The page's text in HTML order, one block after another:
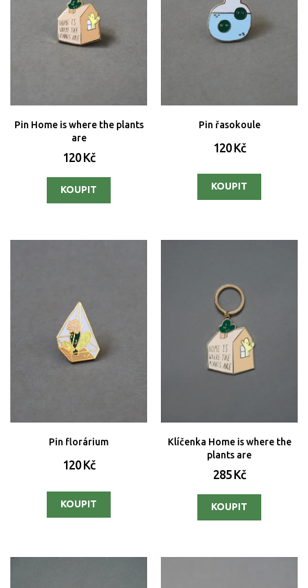
Pin Home is where the plants
are
120 Kč
Pin řasokoule
120 Kč
Pin florárium
120 Kč
Klíčenka Home is where the
plants are
285 Kč